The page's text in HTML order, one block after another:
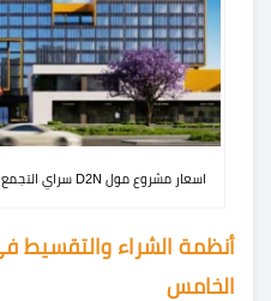
اسعار مشروع مول D2N سراي التجمع الخامس Mall D2N New Cairo Sarai
الخامس